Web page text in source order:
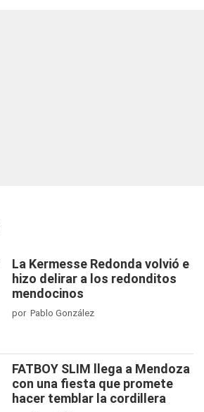
La Kermesse Redonda volvió e
hizo delirar a los redonditos
mendocinos
por Pablo González
FATBOY SLIM llega a Mendoza
con una fiesta que promete
hacer temblar la cordillera